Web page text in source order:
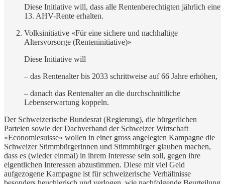
Diese Initiative will, dass alle Rentenberechtigten jährlich eine
13. AHV-Rente erhalten.
Volksinitiative «Für eine sichere und nachhaltige
Altersvorsorge (Renteninitiative)»
Diese Initiative will
– das Rentenalter bis 2033 schrittweise auf 66 Jahre erhöhen,
– danach das Rentenalter an die durchschnittliche
Lebenserwartung koppeln.
Der Schweizerische Bundesrat (Regierung), die bürgerlichen
Parteien sowie der Dachverband der Schweizer Wirtschaft
«Economiesuisse» wollen in einer gross angelegten Kampagne die
Schweizer Stimmbürgerinnen und Stimmbürger glauben machen,
dass es (wieder einmal) in ihrem Interesse sein soll, gegen ihre
eigentlichen Interessen abzustimmen. Diese mit viel Geld
aufgezogene Kampagne ist für schweizerische Verhältnisse